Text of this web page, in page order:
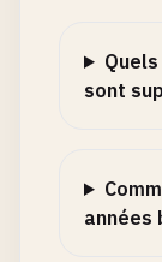
sont
années